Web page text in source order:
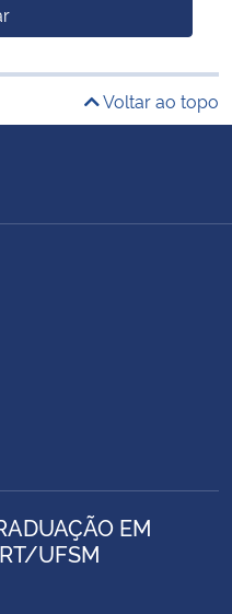
Voltar ao topo
EM
UFSM